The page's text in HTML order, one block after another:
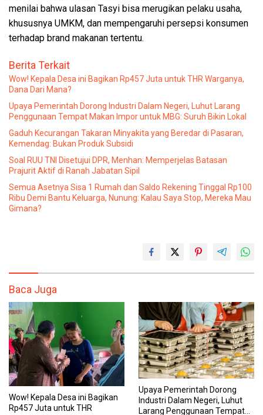
menilai bahwa ulasan Tasyi bisa merugikan pelaku usaha,
khususnya UMKM, dan mempengaruhi persepsi konsumen
terhadap brand makanan tertentu.
Berita Terkait
Wow! Kepala Desa ini Bagikan Rp457 Juta untuk THR Warganya,
Dana Dari Mana?
Upaya Pemerintah Dorong Industri Dalam Negeri, Luhut Larang
Penggunaan Tempat Makan Impor untuk MBG: Suruh Bikin Lokal
Gaduh Kecurangan Takaran Minyakita yang Beredar di Pasaran,
Kemendag: Bukan Produk Subsidi
Soal RUU TNI Disetujui DPR, Menhan: Memperjelas Batasan
Prajurit Aktif di Ranah Jabatan Sipil
Semua Asetnya Sisa 1 Rumah dan Saldo Rekening Tinggal Rp100
Ribu Demi Bantu Keluarga, Nunung: Kalau Saya Stop, Mereka Mau
Gimana?
Baca Juga
Wow! Kepala Desa ini Bagikan
Rp457 Juta untuk THR
Upaya Pemerintah Dorong
Industri Dalam Negeri, Luhut
Larang Penggunaan Tempat